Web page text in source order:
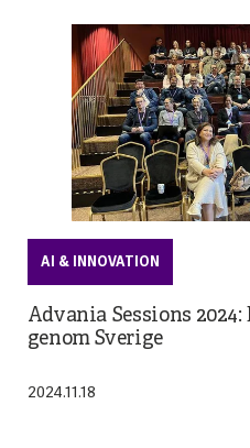
AI & INNOVATION
Advania Sessions
genom Sverige
2024.11.18